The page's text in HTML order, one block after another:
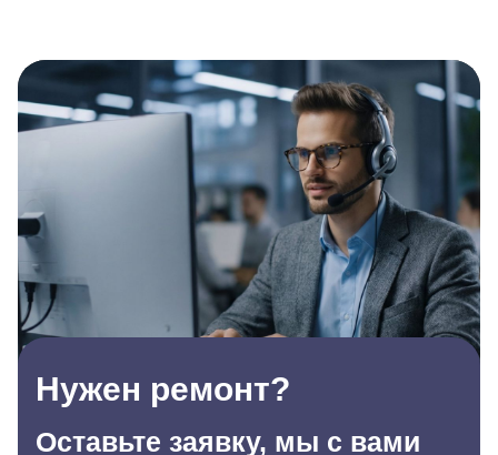
Нужен ремонт?
Оставьте заявку, мы с вами